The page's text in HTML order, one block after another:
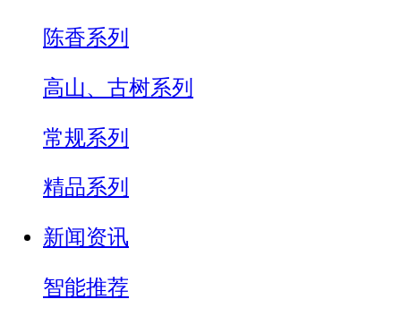
陈香系列
高山、古树系列
常规系列
精品系列
新闻资讯
智能推荐